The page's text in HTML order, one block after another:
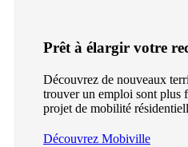
Prêt à élargir votre
Découvrez de nouveaux
trouver un emploi sont plus
projet de mobilité
Découvrez Mobiville